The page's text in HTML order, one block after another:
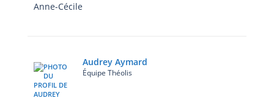
Anne-Cécile
Audrey Aymard
Équipe Théolis